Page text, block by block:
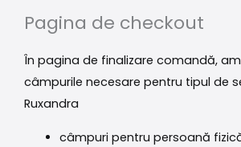
Pagina de checkout
În pagina de finalizare comandă,
câmpurile necesare pentru tipul de
Ruxandra
câmpuri pentru persoană